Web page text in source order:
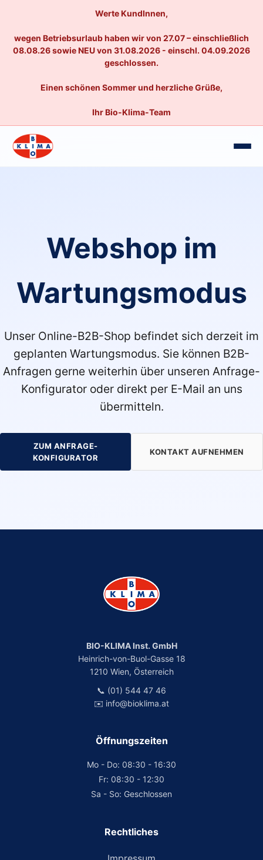
Werte KundInnen,
wegen Betriebsurlaub haben wir von 27.07 – einschließlich
08.08.26 sowie NEU von 31.08.2026 - einschl. 04.09.2026
geschlossen.
Einen schönen Sommer und herzliche Grüße,
Ihr Bio-Klima-Team
Webshop im
Wartungsmodus
Unser Online-B2B-Shop befindet sich derzeit im
geplanten Wartungsmodus. Sie können B2B-
Anfragen gerne weiterhin über unseren Anfrage-
Konfigurator oder direkt per E-Mail an uns
übermitteln.
ZUM ANFRAGE-
KONFIGURATOR
KONTAKT AUFNEHMEN
BIO-KLIMA Inst. GmbH
Heinrich-von-Buol-Gasse 18
1210 Wien, Österreich
📞 (01) 544 47 46
✉️ info@bioklima.at
Öffnungszeiten
Mo - Do: 08:30 - 16:30
Fr: 08:30 - 12:30
Sa - So: Geschlossen
Rechtliches